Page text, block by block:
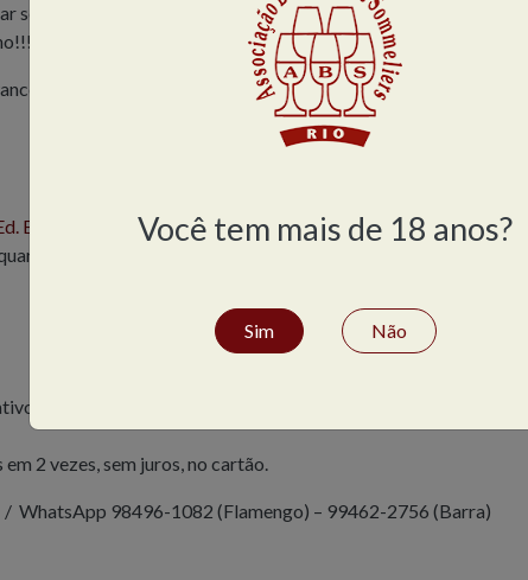
seus conhecimentos com mais técnica, prática e experiências.
Wine Lover,
Blue Chip
feiras
e
2 vezes, sem juros, no cartão.
/ WhatsApp 98496-1082 (Flamengo) – 99462-2756 (Barra)
Você tem mais de 18 anos?
Sim Não